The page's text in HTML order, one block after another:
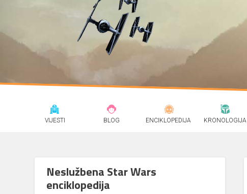
VIJESTI BLOG ENCIKLOPEDIJA KRONOLOGIJA
Neslužbena Star Wars
enciklopedija